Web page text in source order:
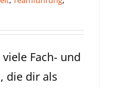
Fach- und
die dir als